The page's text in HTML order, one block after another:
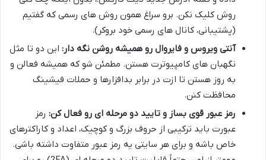
روش کلیک نکن. برو سراغ همون روش های رسمی که گفتیم
(پشتیبانی، کانال های رسمی خود بروکر).
آنتی ویروس و فایروال رو همیشه روشن نگه دار: این دو تا مثل
نگهبان های کامپیوترت هستن. مطمئن شو که همیشه فعالن و
به روز هستن تا ازت در برابر بدافزارها و حملات فیشینگ
محافظت کنن.
رمز عبور قوی بساز و تایید دو مرحله ای رو فعال کن: رمز
عبورت باید ترکیبی از حروف بزرگ و کوچیک، اعداد و کاراکترهای
خاص باشه و برای هر سایتی یه رمز عبور متفاوت داشته باشی.